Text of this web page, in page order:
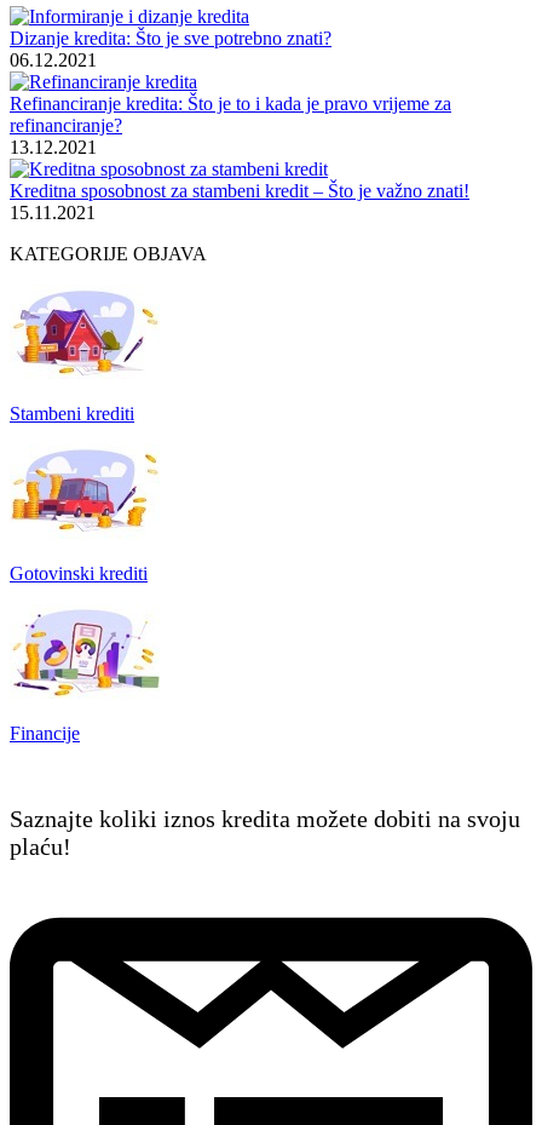
Dizanje kredita: Što je sve potrebno znati?
06.12.2021
Refinanciranje kredita: Što je to i kada je pravo vrijeme za
refinanciranje?
13.12.2021
Kreditna sposobnost za stambeni kredit – Što je važno znati!
15.11.2021
KATEGORIJE OBJAVA
Stambeni krediti
Gotovinski krediti
Financije
Saznajte koliki iznos kredita možete dobiti na svoju
plaću!